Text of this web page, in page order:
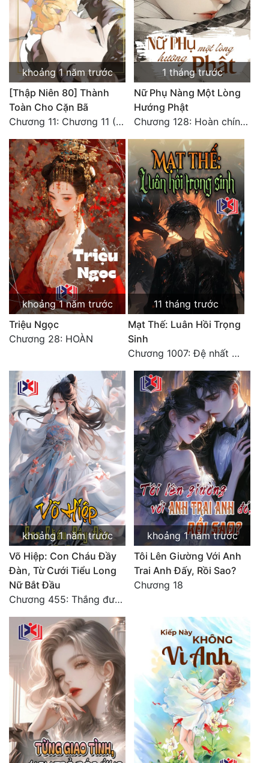
khoảng 1 năm trước
[Thập Niên 80] Thành
Toàn Cho Cặn Bã
Chương 11: Chương 11 (Hoàn)
1 tháng trước
Nữ Phụ Nàng Một Lòng
Hướng Phật
Chương 128: Hoàn chính văn
khoảng 1 năm trước
Triệu Ngọc
Chương 28: HOÀN
11 tháng trước
Mạt Thế: Luân Hồi Trọng
Sinh
Chương 1007: Đệ nhất bộ đạt thành
khoảng 1 năm trước
Võ Hiệp: Con Cháu Đầy
Đàn, Từ Cưới Tiểu Long
Nữ Bắt Đầu
Chương 455: Thắng được sự tôn trọng.
khoảng 1 năm trước
Tôi Lên Giường Với Anh
Trai Anh Đấy, Rồi Sao?
Chương 18